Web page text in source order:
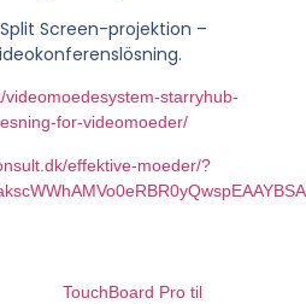
Split Screen-projektion –
starryhub-
for-videomoeder/
effektive-moeder/?
TouchBoard Pro til